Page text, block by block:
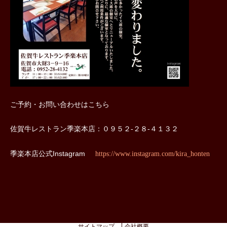
ご予約・お問い合わせはこちら
佐賀牛レストラン季楽本店：０９５２‐２８‐４１３２
季楽本店公式Instagram https://www.instagram.com/kira_honten